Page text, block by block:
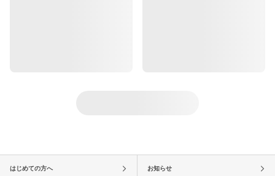
はじめての方へ お知らせ